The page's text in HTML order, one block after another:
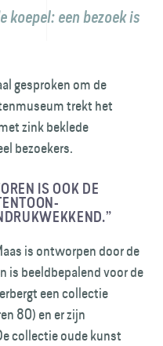
koepel: een bezoek is
gesproken om de
trekt het
zink beklede
bezoekers.
IS OOK DE
is ontworpen door de
is beeldbepalend voor de
een collectie
80) en er zijn
collectie oude kunst